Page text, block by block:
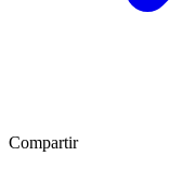
Compartir